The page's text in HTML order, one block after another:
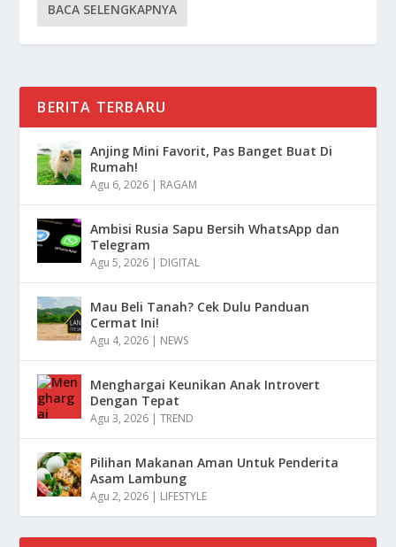
BACA SELENGKAPNYA
BERITA TERBARU
Anjing Mini Favorit, Pas Banget Buat Di
Rumah!
Agu 6, 2026 | RAGAM
Ambisi Rusia Sapu Bersih WhatsApp dan
Telegram
Agu 5, 2026 | DIGITAL
Mau Beli Tanah? Cek Dulu Panduan
Cermat Ini!
Agu 4, 2026 | NEWS
Menghargai Keunikan Anak Introvert
Dengan Tepat
Agu 3, 2026 |TREND
Pilihan Makanan Aman Untuk Penderita
Asam Lambung
Agu 2, 2026 | LIFESTYLE